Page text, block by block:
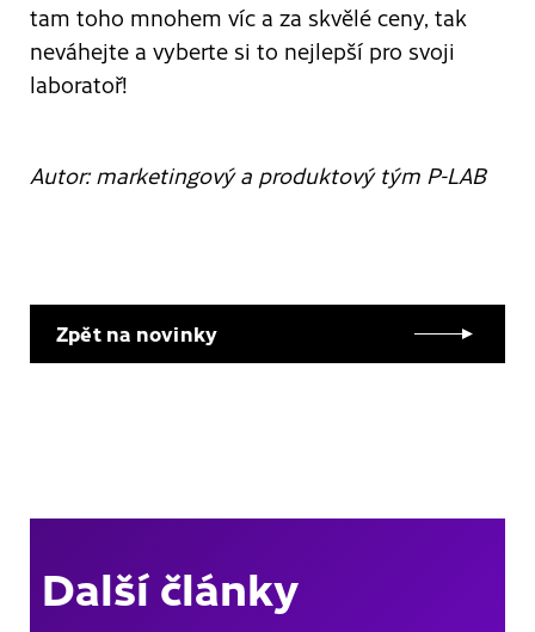
tam toho mnohem víc a za skvělé ceny, tak
neváhejte a vyberte si to nejlepší pro svoji
laboratoř!
Autor: marketingový a produktový tým P-LAB
Zpět na novinky
Další články